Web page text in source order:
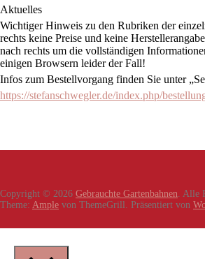
Aktuelles
Wichtiger Hinweis zu den Rubriken der
rechts keine Preise und keine
nach rechts um die vollständigen
einigen Browsern leider der Fall!
Infos zum Bestellvorgang finden Sie unter
https://stefanschwegler.de/index.php/
Copyright © 2026 Gebrauchte Gartenbahnen. Alle
Theme: Ample von ThemeGrill. Präsentiert von